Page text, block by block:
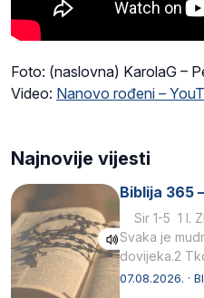
Foto: (naslovna) KarolaG –
Video: Nanovo rođeni –
Najnovije vijesti
Biblija 365
Sir 1-5 1 I.
Svaka je
dovijeka.2
07.08.2026. ·